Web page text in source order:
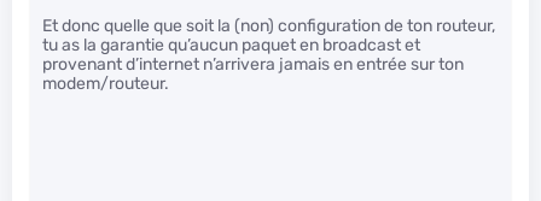
Et donc quelle que soit la (non) configuration de ton routeur,
tu as la garantie qu’aucun paquet en broadcast et
provenant d’internet n’arrivera jamais en entrée sur ton
modem/routeur.